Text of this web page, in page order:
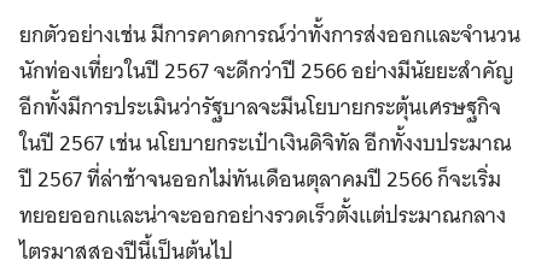
ยกตัวอย่างเช่น มีการคาดการณ์ว่าทั้งการส่งออกและจำนวน
นักท่องเที่ยวในปี 2567 จะดีกว่าปี 2566 อย่างมีนัยยะสำคัญ
อีกทั้งมีการประเมินว่ารัฐบาลจะมีนโยบายกระตุ้นเศรษฐกิจ
ในปี 2567 เช่น นโยบายกระเป๋าเงินดิจิทัล อีกทั้งงบประมาณ
ปี 2567 ที่ล่าช้าจนออกไม่ทันเดือนตุลาคมปี 2566 ก็จะเริ่ม
ทยอยออกและน่าจะออกอย่างรวดเร็วตั้งแต่ประมาณกลาง
ไตรมาสสองปีนี้เป็นต้นไป